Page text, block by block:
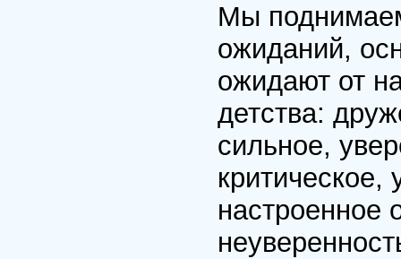
Мы
ожиданий,
ожидают от
детства:
сильное,
настроенное